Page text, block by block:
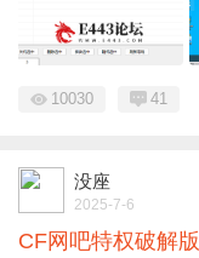
10030 41
没座
2025-7-6
CF网吧特权破解版